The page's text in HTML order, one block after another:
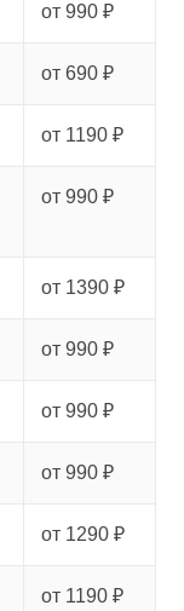
от 990 ₽
от 690 ₽
от 1190 ₽
от 990 ₽
от 1390 ₽
от 990 ₽
от 990 ₽
от 990 ₽
от 1290 ₽
от 1190 ₽